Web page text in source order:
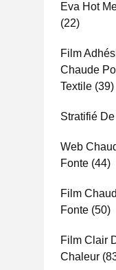
Eva Hot
(22)
Film
Chaude
Textile (39)
Stratifié
Web
Fonte (44)
Film
Fonte (50)
Film Clair
Chaleur